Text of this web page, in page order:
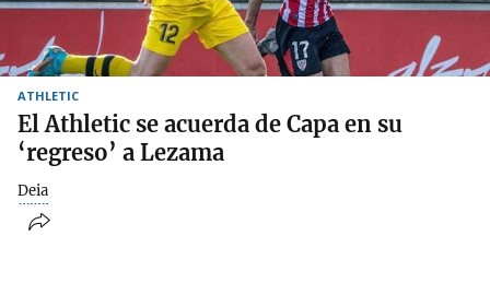
ATHLETIC
El Athletic se acuerda de Capa en su
‘regreso’ a Lezama
Deia